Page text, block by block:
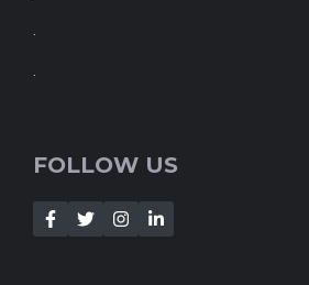
.
.
FOLLOW US